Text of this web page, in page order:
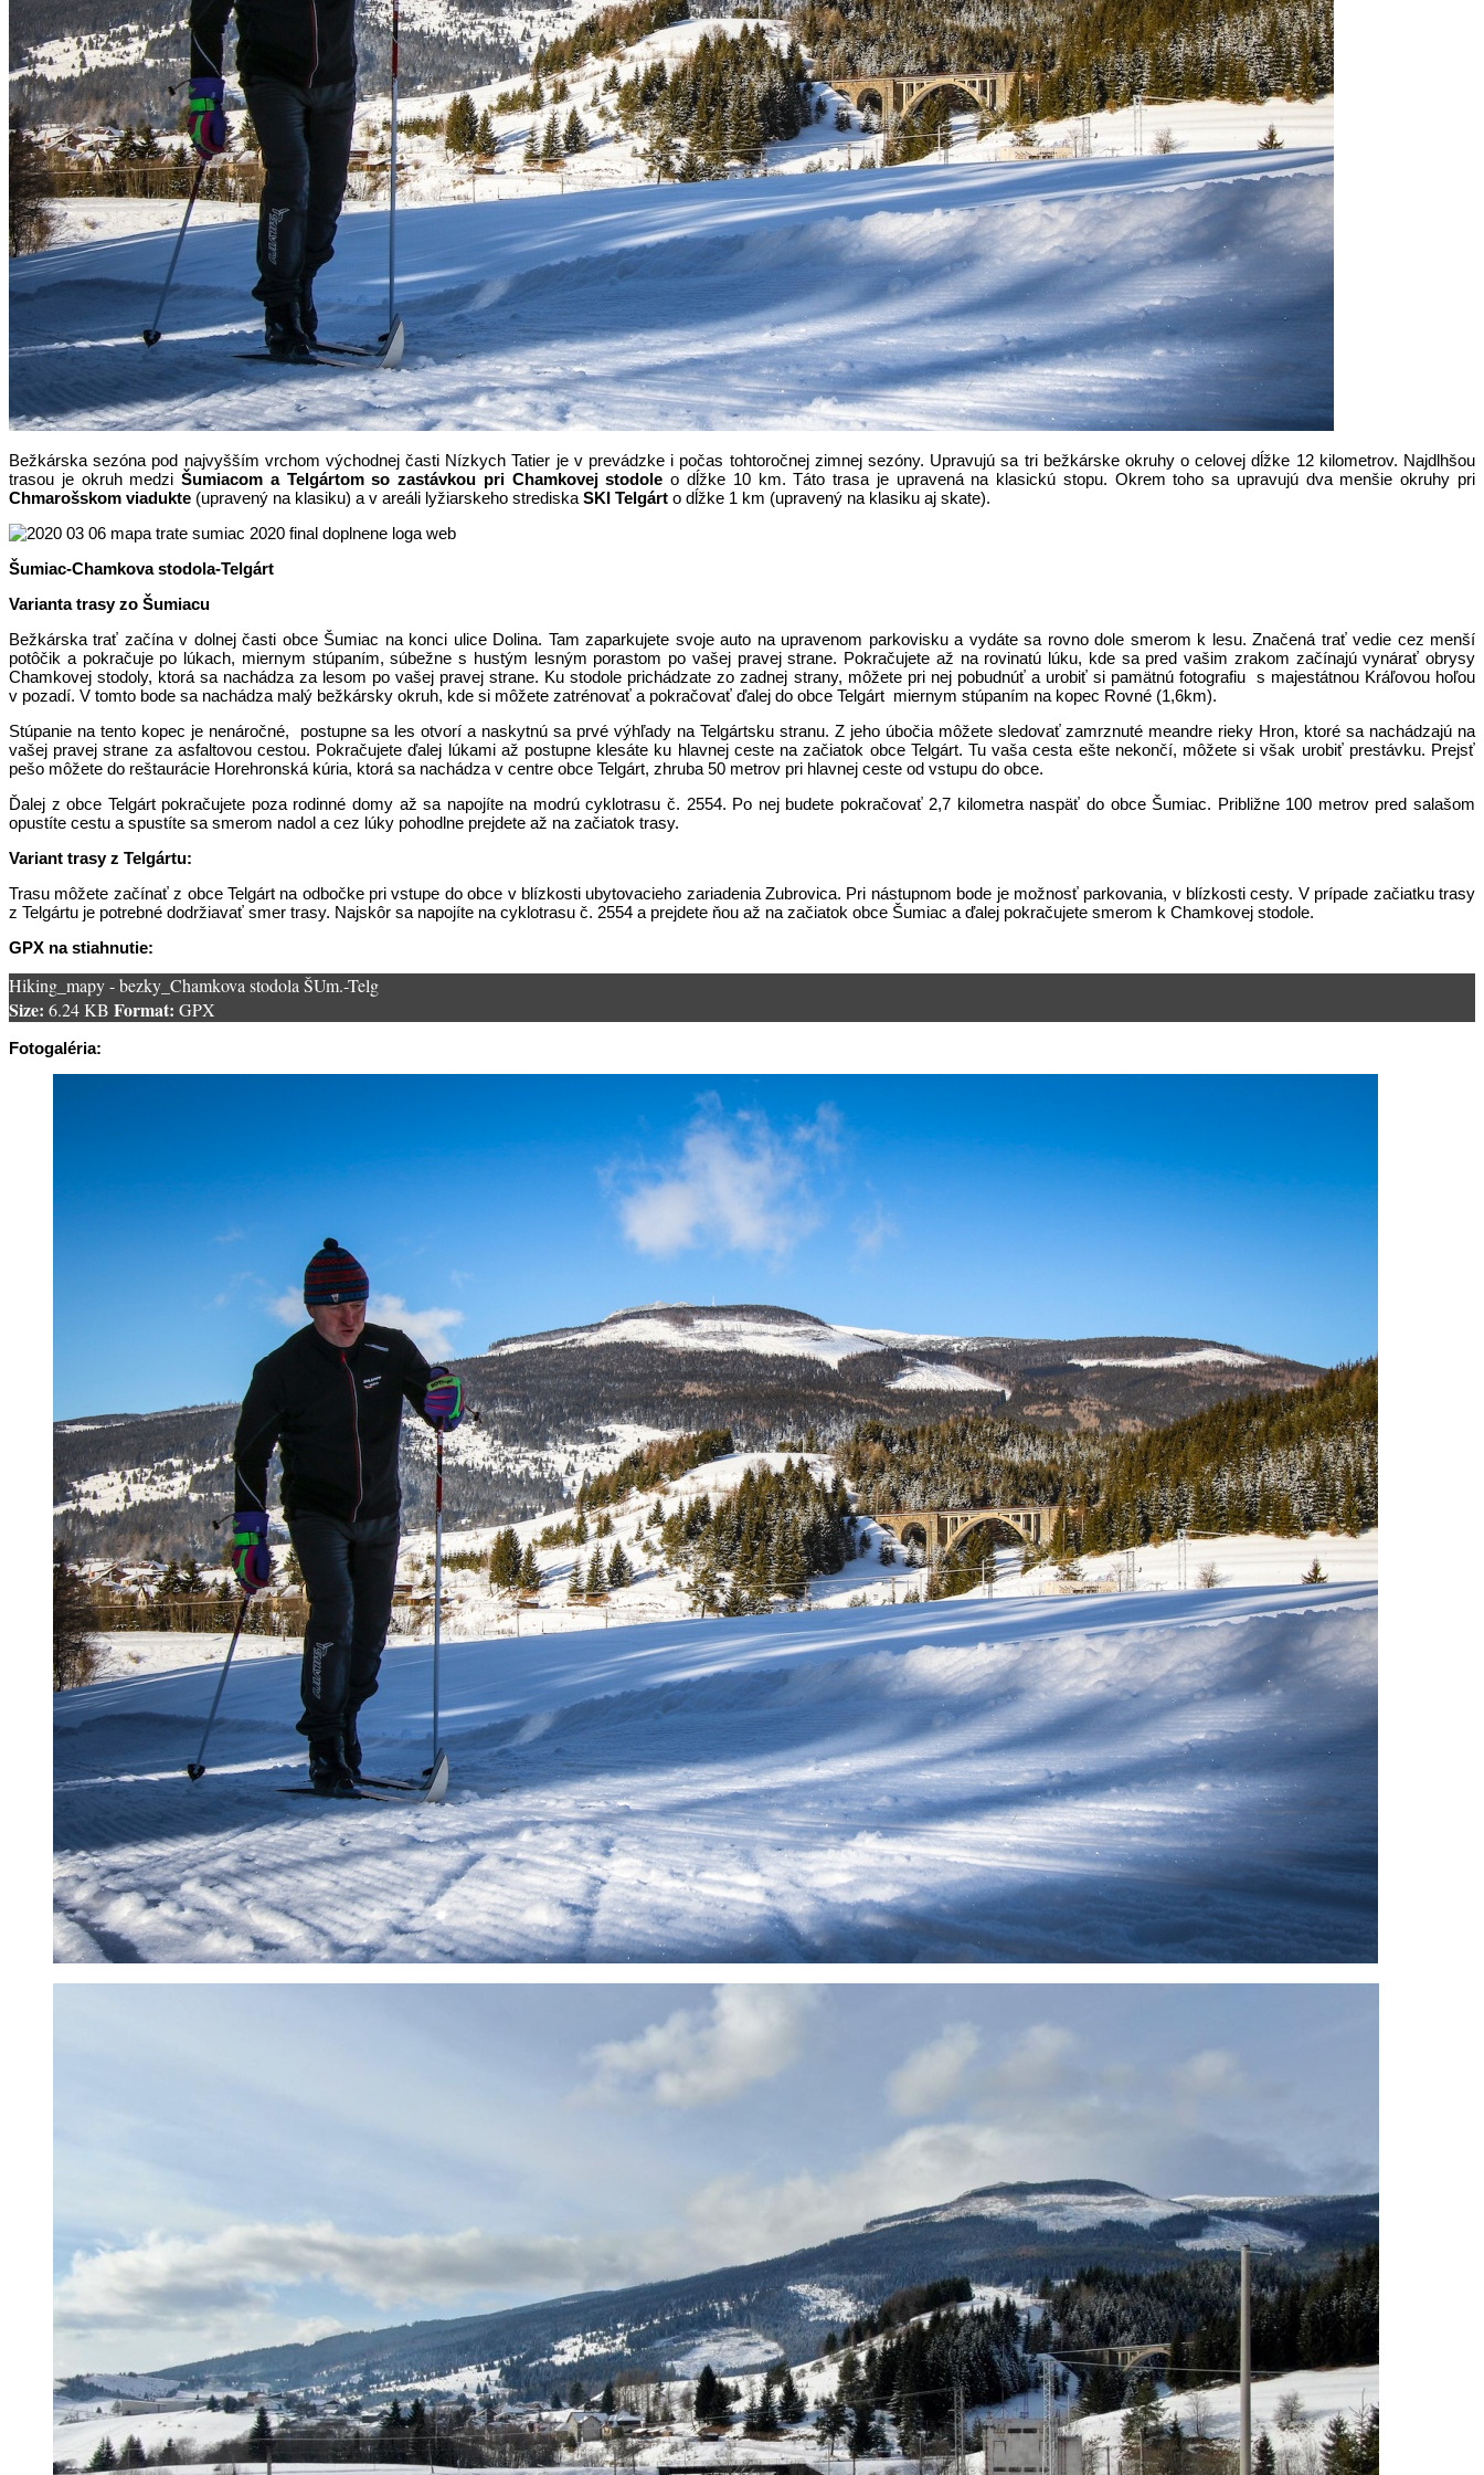
Bežkárska sezóna pod najvyšším vrchom východnej časti Nízkych Tatier je v prevádzke i počas tohtoročnej zimnej sezóny. Upravujú sa tri bežkárske okruhy o celovej dĺžke 12 kilometrov. Najdlhšou
trasou je okruh medziŠumiacom a Telgártom so zastávkou pri Chamkovej stodole o dĺžke 10 km. Táto trasa je upravená na klasickú stopu. Okrem toho sa upravujú dva menšie okruhy pri
Chmarošskom viadukte (upravený na klasiku) a v areáli lyžiarskeho strediska SKI Telgárt o dĺžke 1 km (upravený na klasiku aj skate).
Šumiac-Chamkova stodola-Telgárt
Varianta trasy zo Šumiacu
Bežkárska trať začína v dolnej časti obce Šumiac na konci ulice Dolina. Tam zaparkujete svoje auto na upravenom parkovisku a vydáte sa rovno dole smerom k lesu. Značená trať vedie cez menší
potôčik a pokračuje po lúkach, miernym stúpaním, súbežne s hustým lesným porastom po vašej pravej strane. Pokračujete až na rovinatú lúku, kde sa pred vašim zrakom začínajú vynárať obrysy
Chamkovej stodoly, ktorá sa nachádza za lesom po vašej pravej strane. Ku stodole prichádzate zo zadnej strany, môžete pri nej pobudnúť a urobiť si pamätnú fotografiu s majestátnou Kráľovou hoľou
v pozadí. V tomto bode sa nachádza malý bežkársky okruh, kde si môžete zatrénovať a pokračovať ďalej do obce Telgárt miernym stúpaním na kopec Rovné (1,6km).
Stúpanie na tento kopec je nenáročné, postupne sa les otvorí a naskytnú sa prvé výhľady na Telgártsku stranu. Z jeho úbočia môžete sledovať zamrznuté meandre rieky Hron, ktoré sa nachádzajú na
vašej pravej strane za asfaltovou cestou. Pokračujete ďalej lúkami až postupne klesáte ku hlavnej ceste na začiatok obce Telgárt. Tu vaša cesta ešte nekončí, môžete si však urobiť prestávku. Prejsť
pešo môžete do reštaurácie Horehronská kúria, ktorá sa nachádza v centre obce Telgárt, zhruba 50 metrov pri hlavnej ceste od vstupu do obce.
Ďalej z obce Telgárt pokračujete poza rodinné domy až sa napojíte na modrú cyklotrasu č. 2554. Po nej budete pokračovať 2,7 kilometra naspäť do obce Šumiac. Približne 100 metrov pred salašom
opustíte cestu a spustíte sa smerom nadol a cez lúky pohodlne prejdete až na začiatok trasy.
Variant trasy z Telgártu:
Trasu môžete začínať z obce Telgárt na odbočke pri vstupe do obce v blízkosti ubytovacieho zariadenia Zubrovica. Pri nástupnom bode je možnosť parkovania, v blízkosti cesty. V prípade začiatku trasy
z Telgártu je potrebné dodržiavať smer trasy. Najskôr sa napojíte na cyklotrasu č. 2554 a prejdete ňou až na začiatok obce Šumiac a ďalej pokračujete smerom k Chamkovej stodole.
GPX na stiahnutie:
Hiking_mapy - bezky_Chamkova stodola ŠUm.-Telg
Size: 6.24 KB Format: GPX
Fotogaléria: